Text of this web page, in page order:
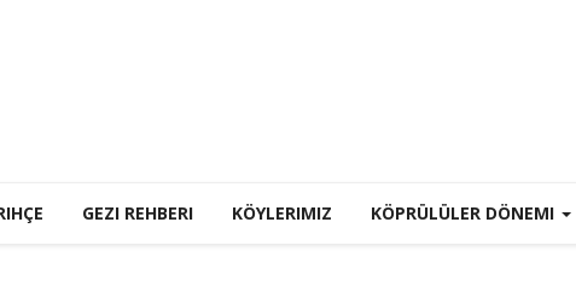
GEZI REHBERI KÖYLERIMIZ KÖPRÜLÜLER DÖNEMI